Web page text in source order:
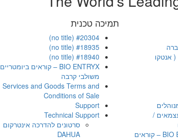
תמיכה טכנית
#20304 (no title)
#18935 (no title)
#18940 (no title)
BIO ENTRYX – קוראים ביומטריים
משולבי קרבה
Services and Goods Terms and
Conditions of Sale
Support
Technical Support
סרטונים להדרכה אינטרקום
DAHUA
אנטקו
/
BIO ENTRYX – קוראים